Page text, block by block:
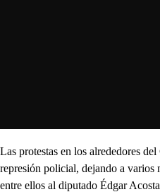
Las protestas en los alrededores
represión policial, dejando a varios
entre ellos al diputado Édgar